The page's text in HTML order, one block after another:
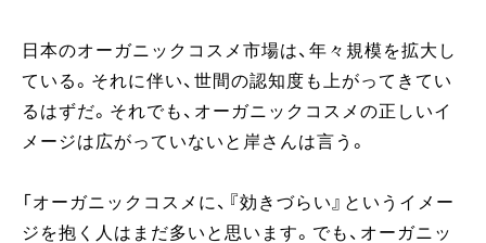
日本のオーガニックコスメ市場は、年々規模を拡大し
ている。それに伴い、世間の認知度も上がってきてい
るはずだ。それでも、オーガニックコスメの正しいイ
メージは広がっていないと岸さんは言う。
「オーガニックコスメに、『効きづらい』というイメー
ジを抱く人はまだ多いと思います。でも、オーガニッ